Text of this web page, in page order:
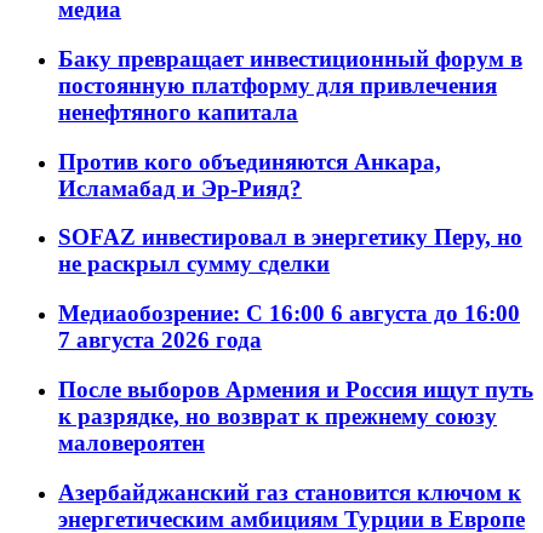
медиа
Баку превращает инвестиционный форум в
постоянную платформу для привлечения
ненефтяного капитала
Против кого объединяются Анкара,
Исламабад и Эр-Рияд?
SOFAZ инвестировал в энергетику Перу, но
не раскрыл сумму сделки
Медиаобозрение: С 16:00 6 августа до 16:00
7 августа 2026 года
После выборов Армения и Россия ищут путь
к разрядке, но возврат к прежнему союзу
маловероятен
Азербайджанский газ становится ключом к
энергетическим амбициям Турции в Европе